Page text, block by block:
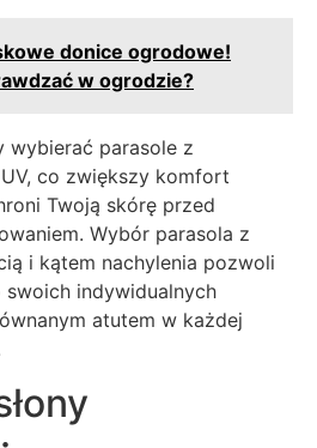
donice ogrodowe!
w ogrodzie?
wybierać parasole z
co zwiększy komfort
Twoją skórę przed
Wybór parasola z
i kątem nachylenia pozwoli
indywidualnych
atutem w każdej